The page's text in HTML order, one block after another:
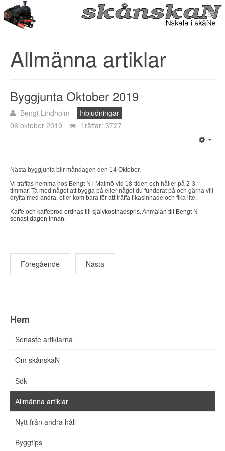
Allmänna artiklar
Byggjunta Oktober 2019
Bengt Lindholm
Inbjudningar
06 oktober 2019
Träffar: 3727
Nästa byggjunta blir måndagen den 14 Oktober.
Vi träffas hemma hos Bengt N i Malmö vid 18-tiden och håller på 2-3
timmar. Ta med något att bygga på eller något du funderat på och gärna vill
dryfta med andra, eller kom bara för att träffa likasinnade och fika lite.
Kaffe och kaffebröd ordnas till självkostnadspris. Anmälan till Bengt N
senast dagen innan.
Föregående Nästa
Hem
Senaste artiklarna
Om skånskaN
Sök
Allmänna artiklar
Nytt från andra håll
Byggtips